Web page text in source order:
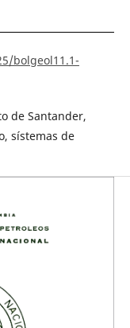
bolgeol11.1-
de Santander,
sístemas de